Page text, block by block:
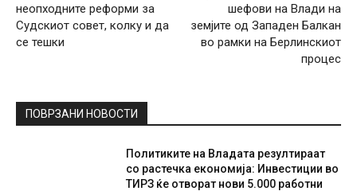
неопходните реформи за
Судскиот совет, колку и да
се тешки
шефови на Влади на
земјите од Западен Балкан
во рамки на Берлинскиот
процес
ПОВРЗАНИ НОВОСТИ
Политиките на Владата резултираат
со растечка економија: Инвестиции во
ТИРЗ ќе отворат нови 5.000 работни